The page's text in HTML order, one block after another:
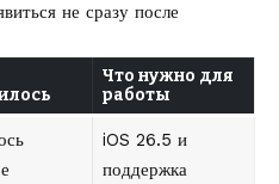
не сразу после
Что нужно для
работы
iOS 26.5 и
поддержка